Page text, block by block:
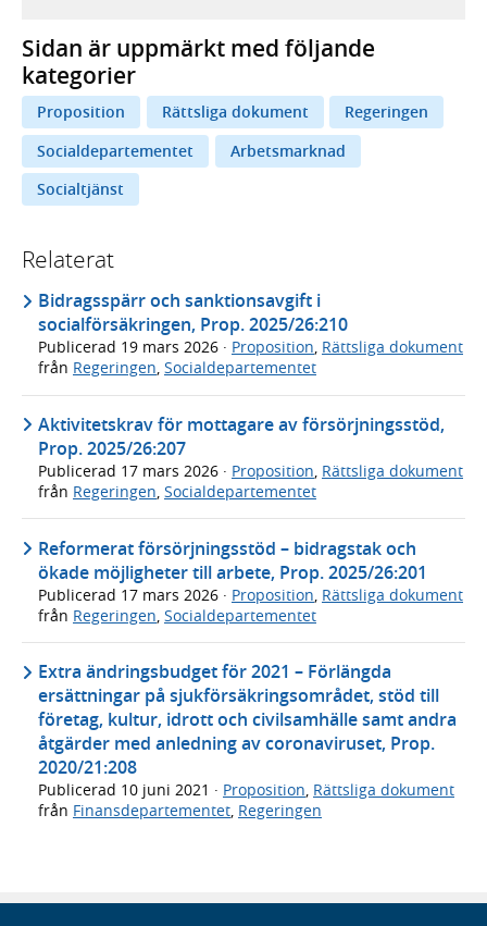
Sidan är uppmärkt med följande
kategorier
Proposition Rättsliga dokument
Regeringen
Socialdepartementet
Arbetsmarknad
Socialtjänst
Relaterat
Bidragsspärr och sanktionsavgift i
socialförsäkringen, Prop. 2025/26:210
Publicerad 19 mars 2026 · Proposition, Rättsliga dokument
från Regeringen, Socialdepartementet
Aktivitetskrav för mottagare av försörjningsstöd,
Prop. 2025/26:207
Publicerad 17 mars 2026 · Proposition, Rättsliga dokument
från Regeringen, Socialdepartementet
Reformerat försörjningsstöd – bidragstak och
ökade möjligheter till arbete, Prop. 2025/26:201
Publicerad 17 mars 2026 · Proposition Rättsliga dokument
från Regeringen Socialdepartementet
Extra ändringsbudget för 2021 – Förlängda
ersättningar på sjukförsäkringsområdet, stöd till
företag, kultur, idrott och civilsamhälle samt andra
åtgärder med anledning av coronaviruset, Prop.
2020/21:208
Publicerad 10 juni 2021 · Proposition, Rättsliga dokument
från Finansdepartementet, Regeringen